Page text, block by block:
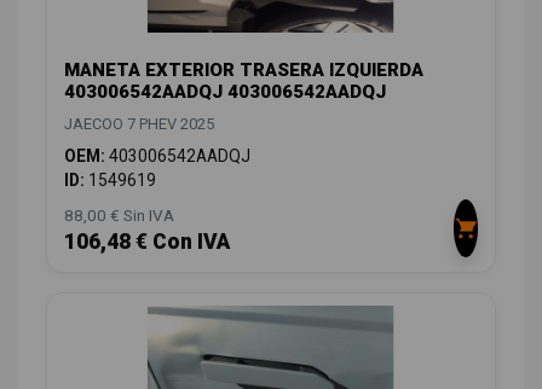
MANETA EXTERIOR TRASERA IZQUIERDA
403006542AADQJ 403006542AADQJ
JAECOO 7 PHEV 2025
OEM: 403006542AADQJ
ID: 1549619
88,00 € Sin IVA
106,48 € Con IVA